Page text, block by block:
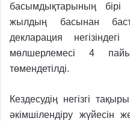
басымдықтарының
жылдың басынан
декларация
мөлшерлемесі 4
төмендетілді.
Кездесудің негізгі
әкімшілендіру жүйесін